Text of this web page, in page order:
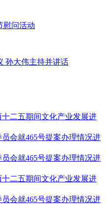
二五期间文化产业发展进
会就465号提案办理情况进
会就465号提案办理情况进
二五期间文化产业发展进
会就465号提案办理情况进